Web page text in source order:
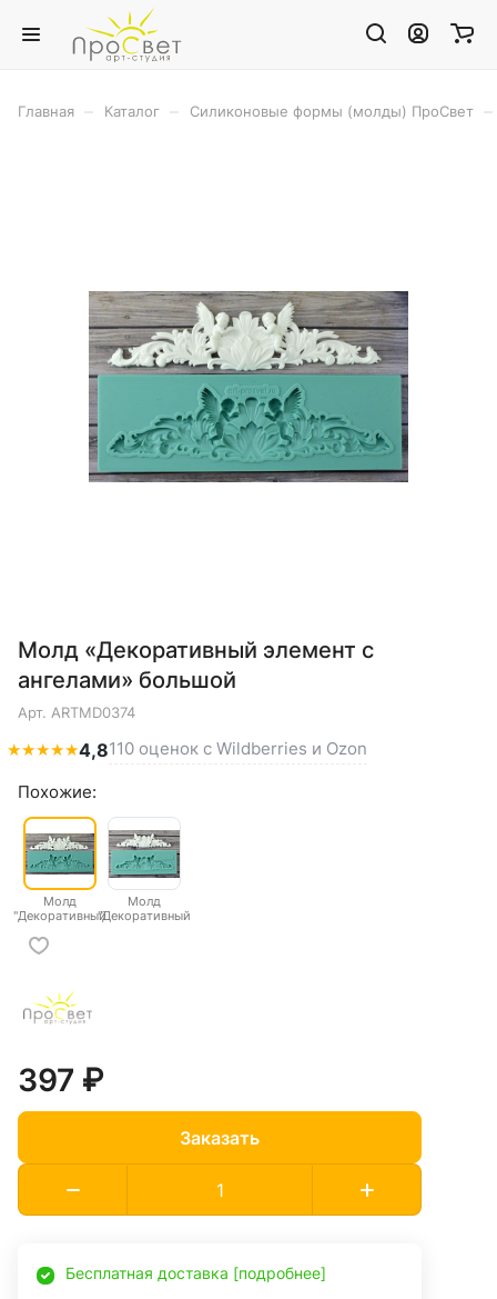
Главная Каталог Силиконовые формы (молды) ПроСвет
Молд «Декоративный элемент с
ангелами» большой
Арт. ARTMD0374
★★★★★4,8110 оценок с Wildberries и Ozon
Похожие:
Молд
"Декоративный
ангелами"
большой
Молд
"Декоративный
397 ₽
Заказать
Бесплатная доставка [подробнее]